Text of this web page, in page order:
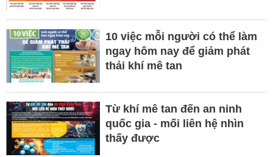
10 việc mỗi người có thể làm
ngay hôm nay để giảm phát
thải khí mê tan
Từ khí mê tan đến an ninh
quốc gia - mối liên hệ nhìn
thấy được